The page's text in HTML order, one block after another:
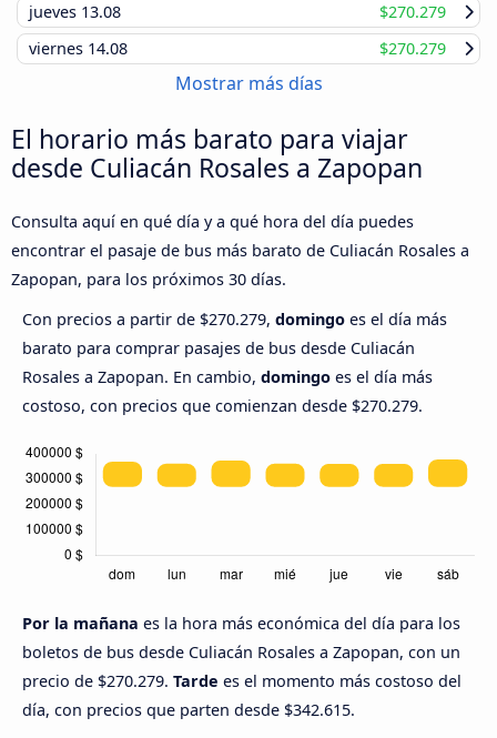
jueves 13.08
$270.279
viernes 14.08 $270.279
Mostrar más días
El horario más barato para viajar
desde Culiacán Rosales a Zapopan
Consulta aquí en qué día y a qué hora del día puedes
encontrar el pasaje de bus más barato de Culiacán Rosales a
Zapopan, para los próximos 30 días.
Con precios a partir de $270.279, domingo es el día más
barato para comprar pasajes de bus desde Culiacán
Rosales a Zapopan. En cambio, domingo es el día más
costoso, con precios que comienzan desde $270.279.
Por la mañana es la hora más económica del día para los
boletos de bus desde Culiacán Rosales a Zapopan, con un
precio de $270.279. Tarde es el momento más costoso del
día, con precios que parten desde $342.615.